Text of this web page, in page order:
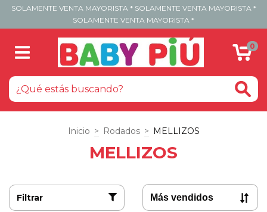
SOLAMENTE VENTA MAYORISTA * SOLAMENTE VENTA MAYORISTA *
SOLAMENTE VENTA MAYORISTA *
0
Inicio > Rodados > MELLIZOS
MELLIZOS
Filtrar